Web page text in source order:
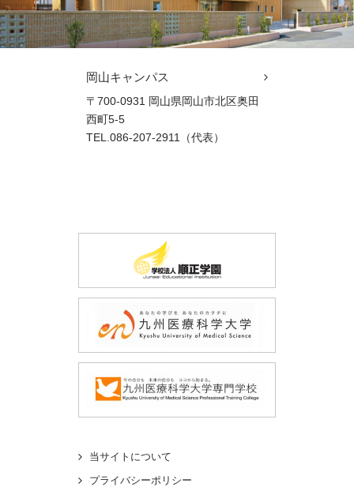
岡山キャンパス
〒700-0931 岡山県岡山市北区奥田
西町5-5
TEL.086-207-2911（代表）
当サイトについて
プライバシーポリシー